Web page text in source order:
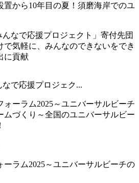
置から10年目の夏！須磨海岸でのユ
なで応援プロジェク...
ラム2025～ユニバーサルビーチの